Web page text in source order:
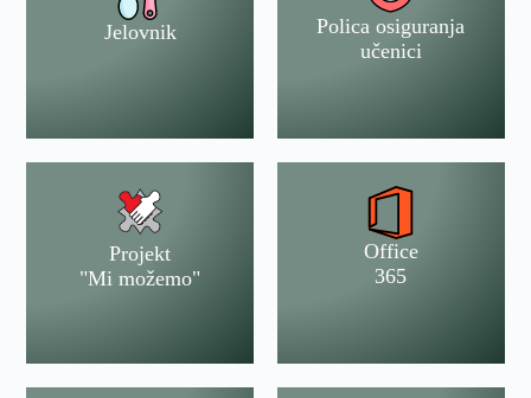
Jelovnik
Polica osiguranja
učenici
Projekt
"Mi možemo"
Office
365